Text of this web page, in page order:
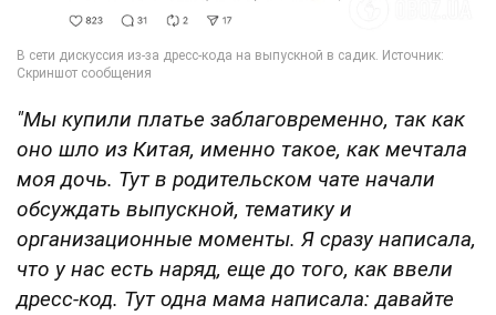
"Мы купили платье заблаговременно, так как
оно шло из Китая, именно такое, как мечтала
моя дочь. Тут в родительском чате начали
обсуждать выпускной, тематику и
организационные моменты. Я сразу написала,
что у нас есть наряд, еще до того, как ввели
дресс-код. Тут одна мама написала: давайте